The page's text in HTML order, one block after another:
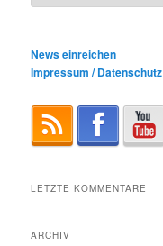
News einreichen
Impressum / Datenschutz
LETZTE KOMMENTARE
ARCHIV